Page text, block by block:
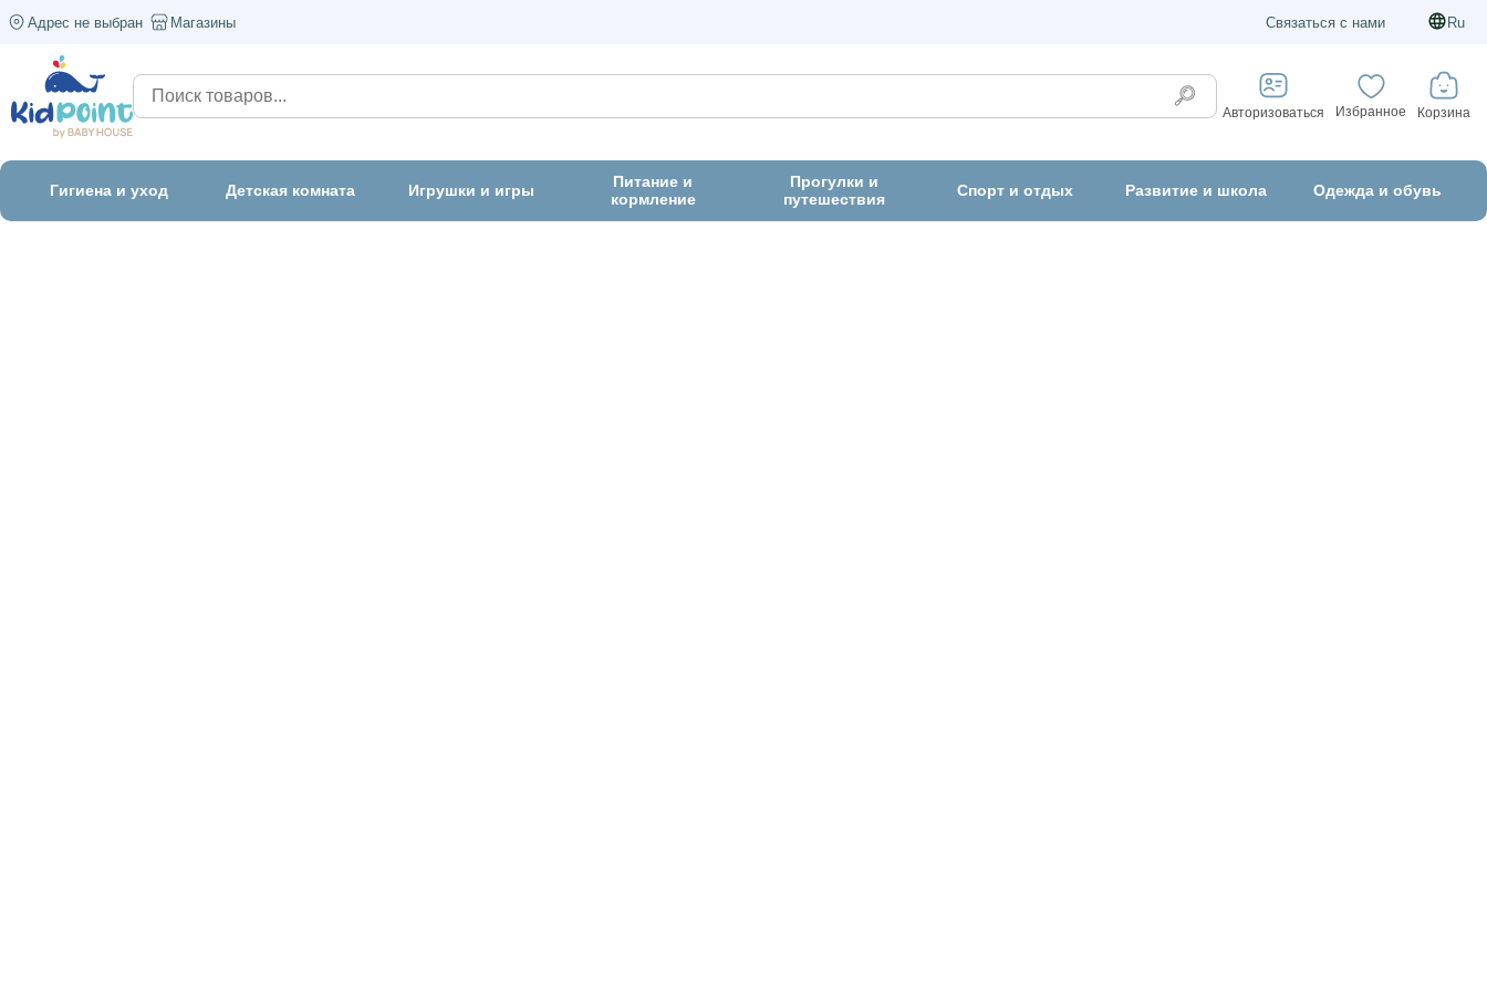
Адрес не выбран Магазины Связаться с нами Ru
Авторизоваться Избранное Корзина
Гигиена и уход Детская комната Игрушки и игры
Питание и
кормление
Прогулки и
путешествия
Спорт и отдых Развитие и школа Одежда и обувь